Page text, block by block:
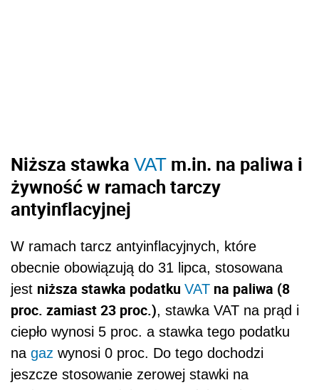
Niższa stawka VAT m.in. na paliwa i
żywność w ramach tarczy
antyinflacyjnej
W ramach tarcz antyinflacyjnych, które
obecnie obowiązują do 31 lipca, stosowana
jest niższa stawka podatku VAT na paliwa (8
proc. zamiast 23 proc.), stawka VAT na prąd i
ciepło wynosi 5 proc. a stawka tego podatku
na gaz wynosi 0 proc. Do tego dochodzi
jeszcze stosowanie zerowej stawki na